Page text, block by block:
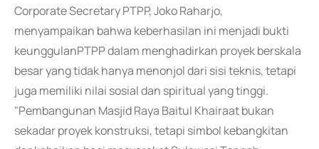
Corporate Secretary PTPP, Joko Raharjo,
menyampaikan bahwa keberhasilan ini menjadi bukti
keunggulanPTPP dalam menghadirkan proyek berskala
besar yang tidak hanya menonjol dari sisi teknis, tetapi
juga memiliki nilai sosial dan spiritual yang tinggi.
"Pembangunan Masjid Raya Baitul Khairaat bukan
sekadar proyek konstruksi, tetapi simbol kebangkitan